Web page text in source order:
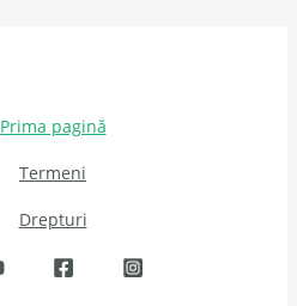
Prima pagină
Termeni
Drepturi